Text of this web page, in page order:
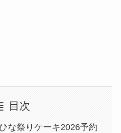
目次
な祭りケーキ2026予約